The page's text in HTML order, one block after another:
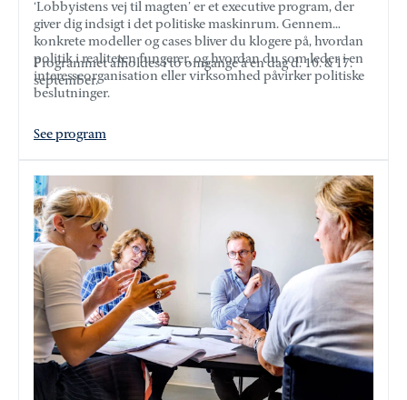
‘Lobbyistens vej til magten’ er et executive program, der
giver dig indsigt i det politiske maskinrum. Gennem
konkrete modeller og cases bliver du klogere på, hvordan
politik i realiteten fungerer, og hvordan du som leder i en
interesseorganisation eller virksomhed påvirker politiske
beslutninger.
Programmet afholdes i to omgange á en dag d. 10. & 17.
september.
See program